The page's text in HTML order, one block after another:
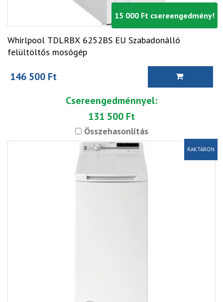
15 000 Ft csereengedmény!
Whirlpool TDLRBX 6252BS EU Szabadonálló
felültöltős mosógép
146 500 Ft
Csereengedménnyel:
131 500 Ft
Összehasonlítás
RAKTÁRON